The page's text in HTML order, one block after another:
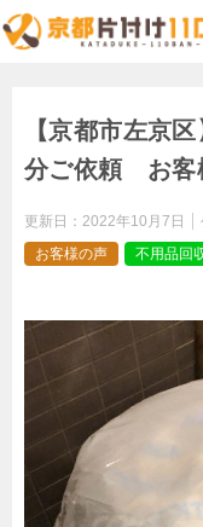
【京都市左京
分ご依頼 お客
更新日： 2022年10月7日
お客様の声
不用品回